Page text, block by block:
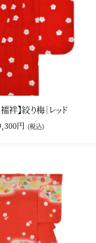
袢】絞り梅｜レッド
円 (税込)